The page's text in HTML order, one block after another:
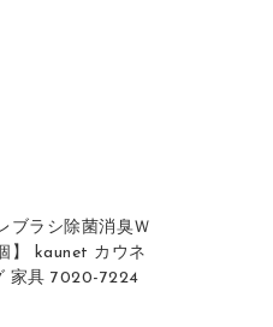
ブラシ除菌消臭Ｗ
】 kaunet カウネ
家具 7020-7224